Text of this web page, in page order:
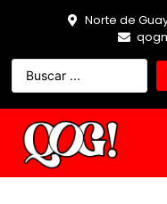
Norte de